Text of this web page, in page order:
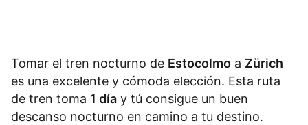
Tomar el tren nocturno de Estocolmo a Zürich
es una excelente y cómoda elección. Esta ruta
de tren toma 1 día y tú consigue un buen
descanso nocturno en camino a tu destino.